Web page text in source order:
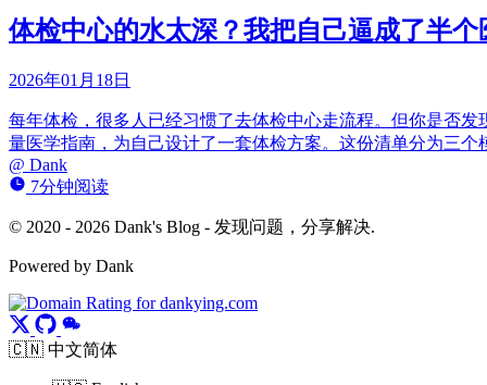
体检中心的水太深？我把自己逼成了半
2026年01月18日
每年体检，很多人已经习惯了去体检中心走流程。但你是否
量医学指南，为自己设计了一套体检方案。这份清单分为三
@ Dank
7分钟阅读
© 2020 - 2026 Dank's Blog - 发现问题，分享解决.
Powered by Dank
🇨🇳 中文简体